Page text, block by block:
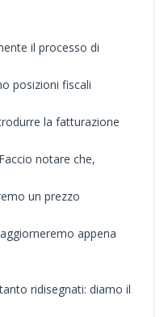
il processo di
posizioni fiscali
la fatturazione
notare che,
un prezzo
appena
ridisegnati: diamo il